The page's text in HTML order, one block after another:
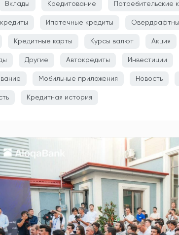
Вклады Кредитование Потребительские
Ипотечные кредиты
Кредитные карты Курсы валют Акция
Другие Автокредиты Инвестиции
Мобильные приложения Новость
Кредитная история